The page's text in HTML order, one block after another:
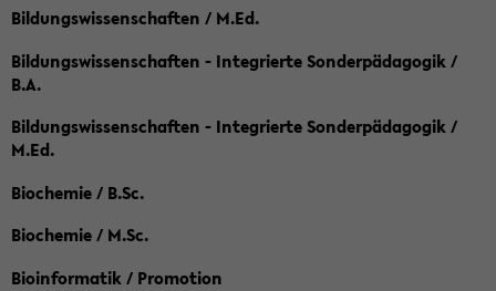
Bildungswissenschaften / M.Ed.
Bildungswissenschaften - Integrierte Sonderpädagogik /
B.A.
Bildungswissenschaften - Integrierte Sonderpädagogik /
M.Ed.
Biochemie / B.Sc.
Biochemie / M.Sc.
Bioinformatik / Promotion